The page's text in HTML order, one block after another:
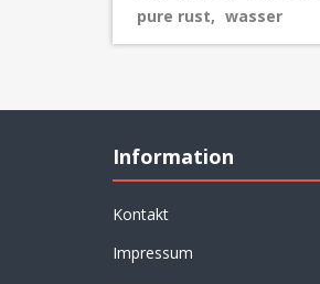
pure rust, wasser
Information
Kontakt
Impressum